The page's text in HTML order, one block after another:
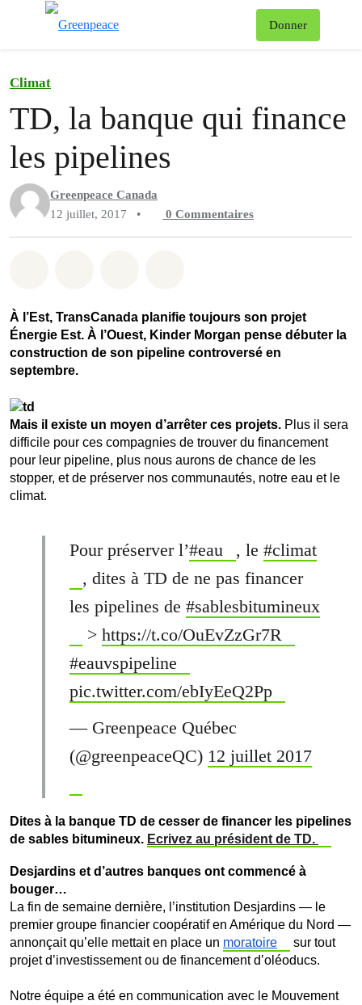
Donner
Climat
TD, la banque qui finance
les pipelines
Greenpeace Canada
12 juillet, 2017
• 0 Commentaires
À l’Est, TransCanada planifie toujours son projet
Énergie Est. À l’Ouest, Kinder Morgan pense débuter la
construction de son pipeline controversé en
septembre.
Mais il existe un moyen d’arrêter ces projets. Plus il sera
difficile pour ces compagnies de trouver du financement
pour leur pipeline, plus nous aurons de chance de les
stopper, et de préserver nos communautés, notre eau et le
climat.
Pour préserver l’#eau , le #climat
, dites à TD de ne pas financer
les pipelines de #sablesbitumineux
> https://t.co/OuEvZzGr7R
#eauvspipeline
pic.twitter.com/ebIyEeQ2Pp
— Greenpeace Québec
(@greenpeaceQC) 12 juillet 2017
Dites à la banque TD de cesser de financer les pipelines
de sables bitumineux. Ecrivez au président de TD.
Desjardins et d’autres banques ont commencé à
bouger…
La fin de semaine dernière, l’institution Desjardins — le
premier groupe financier coopératif en Amérique du Nord —
annonçait qu’elle mettait en place un moratoire
sur tout
projet d’investissement ou de financement d’oléoducs.
Notre équipe a été en communication avec le Mouvement